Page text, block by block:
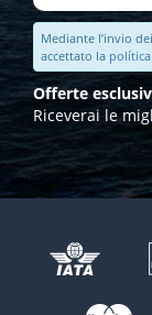
Mediante l’invio
accettato la
Offerte
Riceverai le